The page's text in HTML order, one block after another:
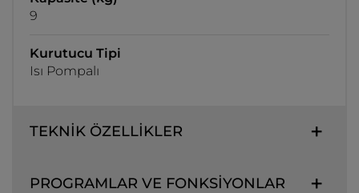
9
Kurutucu Tipi
Isı Pompalı
TEKNİK ÖZELLİKLER
PROGRAMLAR VE FONKSİYONLAR